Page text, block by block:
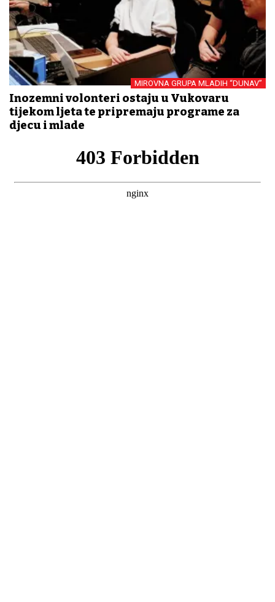
MIROVNA GRUPA MLADIH “DUNAV”
Inozemni volonteri ostaju u Vukovaru
tijekom ljeta te pripremaju programe za
djecu i mlade